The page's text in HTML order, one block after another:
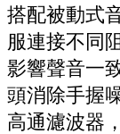
搭配被動式
服連接不同
影響聲音一
頭消除手握
高通濾波器